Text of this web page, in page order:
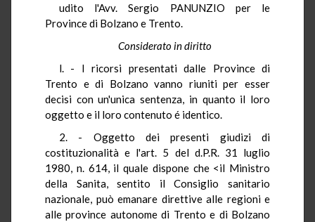
udito l'Avv. Sergio PANUNZIO per le
Province di Bolzano e Trento.
Considerato in diritto
l. - I ricorsi presentati dalle Province di
Trento e di Bolzano vanno riuniti per esser
decisi con un'unica sentenza, in quanto il loro
oggetto e il loro contenuto é identico.
2. - Oggetto dei presenti giudizi di
costituzionalità e l'art. 5 del d.P.R. 31 luglio
1980, n. 614, il quale dispone che <il Ministro
della Sanita, sentito il Consiglio sanitario
nazionale, può emanare direttive alle regioni e
alle province autonome di Trento e di Bolzano